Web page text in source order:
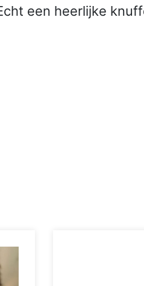
een heerlijke